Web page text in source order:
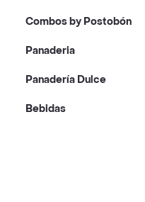
Combos by Postobón
Panaderia
Panadería Dulce
Bebidas